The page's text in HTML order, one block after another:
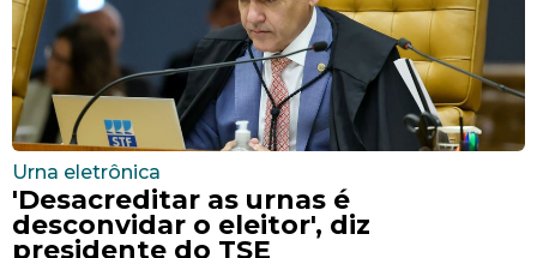
Urna eletrônica
'Desacreditar as urnas é
desconvidar o eleitor', diz
presidente do TSE